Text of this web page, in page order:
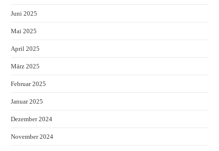
Juni 2025
Mai 2025
April 2025
März 2025
Februar 2025
Januar 2025
Dezember 2024
November 2024